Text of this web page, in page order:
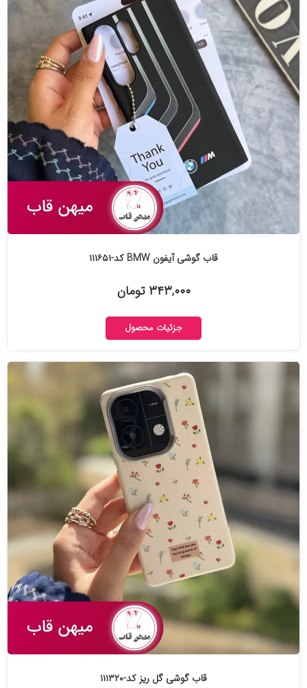
قاب گوشی آیفون BMW کد-۱۱۱۶۵۱
۳۴۳,۰۰۰ تومان
جزئیات محصول
قاب گوشی گل ریز کد-۱۱۱۳۲۰